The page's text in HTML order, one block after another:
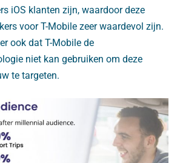
iOS klanten zijn, waardoor deze
voor T-Mobile zeer waardevol zijn.
ook dat T-Mobile de
niet kan gebruiken om deze
te targeten.